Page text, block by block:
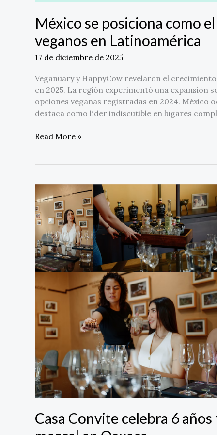
México se posiciona como
veganos en Latinoamérica
17 de diciembre de 2025
Veganuary y HappyCow revelaron el
en 2025. La región experimentó una expansión
opciones veganas registradas en 2024. México
destaca como líder indiscutible en lugares
Read More »
Casa Convite celebra 6
Casa
Convite
celebra
6
años
fomentando
la
cultura
mezcal
Oaxaca